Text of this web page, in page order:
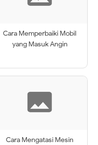
Cara Memperbaiki Mobil
yang Masuk Angin
Cara Mengatasi Mesin